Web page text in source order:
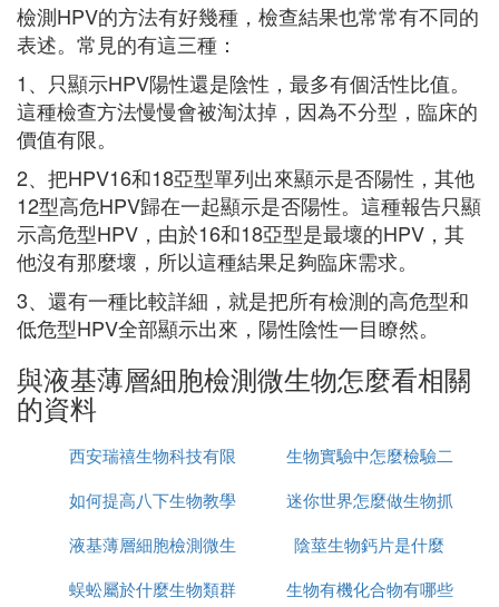
檢測HPV的方法有好幾種，檢查結果也常常有不同的
表述。常見的有這三種：
1、只顯示HPV陽性還是陰性，最多有個活性比值。
這種檢查方法慢慢會被淘汰掉，因為不分型，臨床的
價值有限。
2、把HPV16和18亞型單列出來顯示是否陽性，其他
12型高危HPV歸在一起顯示是否陽性。這種報告只顯
示高危型HPV，由於16和18亞型是最壞的HPV，其
他沒有那麼壞，所以這種結果足夠臨床需求。
3、還有一種比較詳細，就是把所有檢測的高危型和
低危型HPV全部顯示出來，陽性陰性一目瞭然。
與液基薄層細胞檢測微生物怎麼看相關
的資料
西安瑞禧生物科技有限
公司怎麼樣
生物實驗中怎麼檢驗二
氧化碳
如何提高八下生物教學
質量
迷你世界怎麼做生物抓
捕器
液基薄層細胞檢測微生
物怎麼看
陰莖生物鈣片是什麼
蜈蚣屬於什麼生物類群
生物有機化合物有哪些